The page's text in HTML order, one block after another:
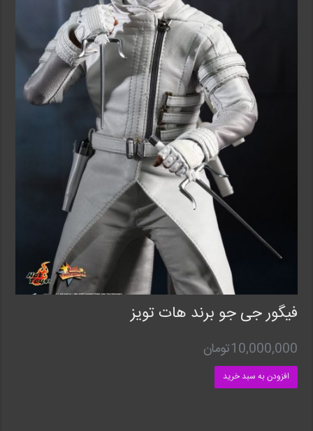
فیگور جی جو برند هات تویز
10,000,000تومان
افزودن به سبد خرید